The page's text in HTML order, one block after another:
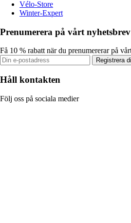
Vélo-Store
Winter-Expert
Prenumerera på vårt nyhetsbrev
Få 10 % rabatt när du prenumererar på
Registrera
Håll kontakten
Följ oss på sociala medier